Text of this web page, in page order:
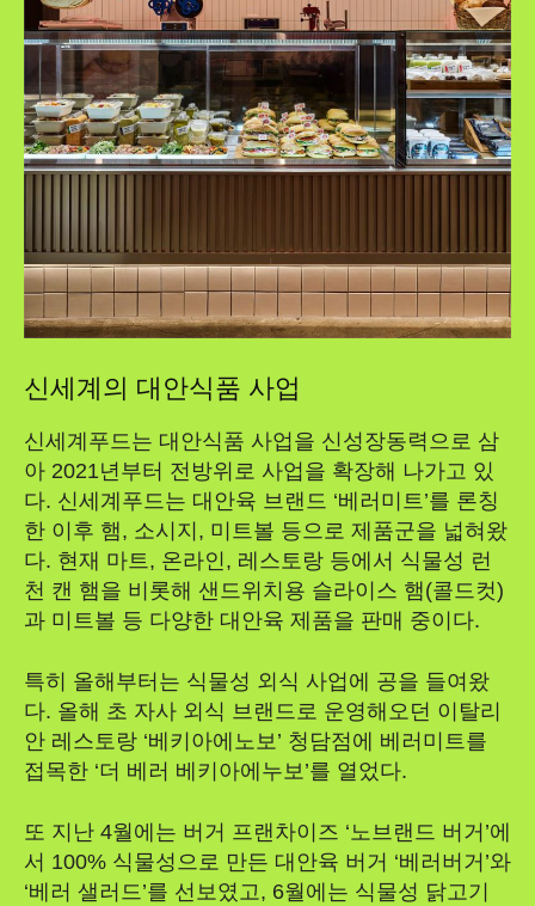
신세계의 대안식품 사업
신세계푸드는 대안식품 사업을 신성장동력으로 삼
아 2021년부터 전방위로 사업을 확장해 나가고 있
다. 신세계푸드는 대안육 브랜드 ‘베러미트’를 론칭
한 이후 햄, 소시지, 미트볼 등으로 제품군을 넓혀왔
다. 현재 마트, 온라인, 레스토랑 등에서 식물성 런
천 캔 햄을 비롯해 샌드위치용 슬라이스 햄(콜드컷)
과 미트볼 등 다양한 대안육 제품을 판매 중이다.
특히 올해부터는 식물성 외식 사업에 공을 들여왔
다. 올해 초 자사 외식 브랜드로 운영해오던 이탈리
안 레스토랑 ‘베키아에노보’ 청담점에 베러미트를
접목한 ‘더 베러 베키아에누보’를 열었다.
또 지난 4월에는 버거 프랜차이즈 ‘노브랜드 버거’에
서 100% 식물성으로 만든 대안육 버거 ‘베러버거’와
‘베러 샐러드’를 선보였고, 6월에는 식물성 닭고기